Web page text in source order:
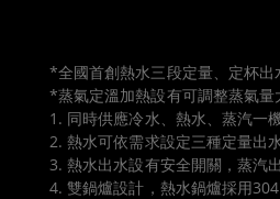
*全國首創熱水三段定量、定杯出
*蒸氣定溫加熱設有可調整蒸氣量
1. 同時供應冷水、熱水、蒸汽一
2. 熱水可依需求設定三種定量出
3. 熱水出水設有安全開關，蒸汽
4. 雙鍋爐設計，熱水鍋爐採用